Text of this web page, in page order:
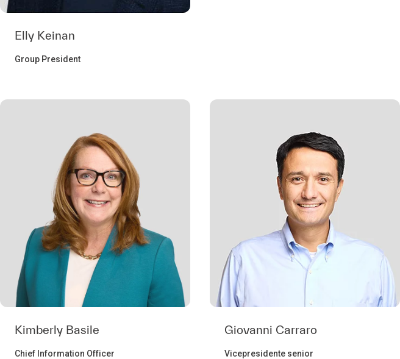
Elly Keinan
Group President
Kimberly Basile
Chief Information Officer
Giovanni Carraro
Vicepresidente senior